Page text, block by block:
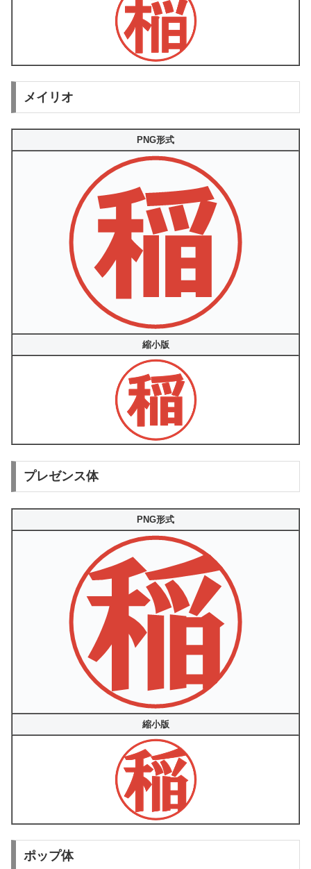
メイリオ
PNG形式
縮小版
プレゼンス体
PNG形式
縮小版
ポップ体